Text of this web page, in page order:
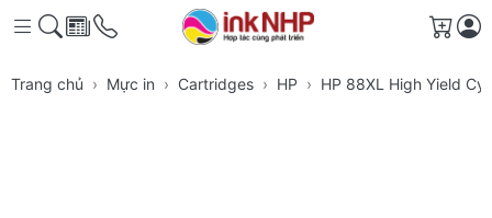
Giỏ
Trang chủ Mực in Cartridges HP HP 88XL High Yield